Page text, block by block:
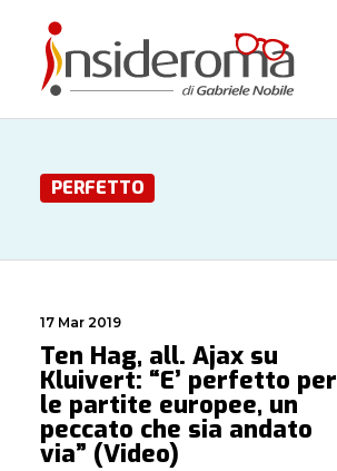
PERFETTO
17 Mar 2019
Ten Hag, all. Ajax su
Kluivert: “E’ perfetto per
le partite europee, un
peccato che sia andato
via” (Video)